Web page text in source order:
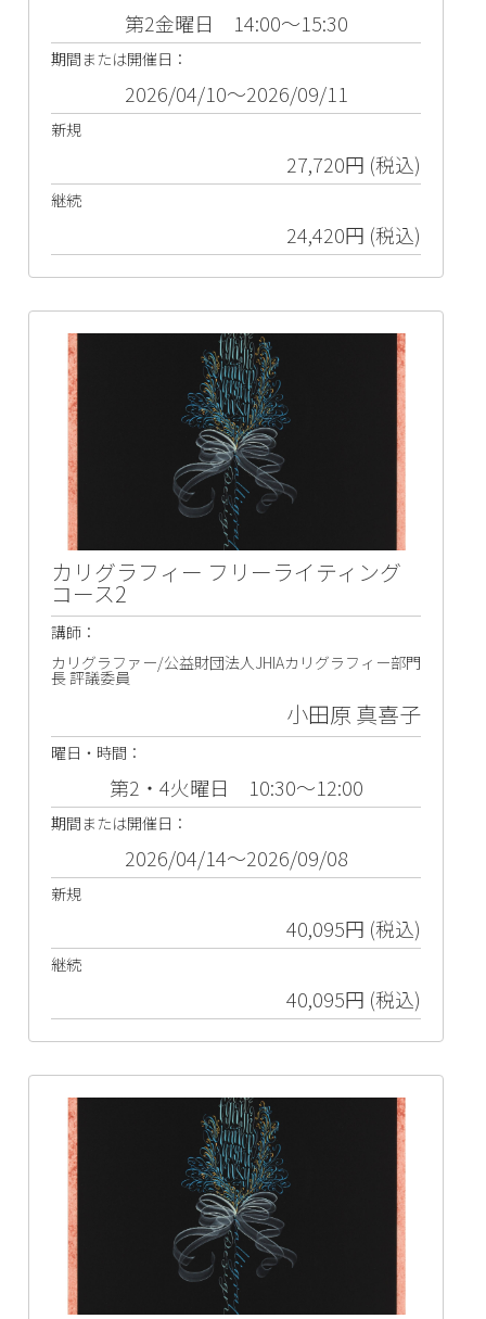
第2金曜日 14:00～15:30
期間または開催日：
2026/04/10～2026/09/11
新規
27,720円 (税込)
継続
24,420円 (税込)
カリグラフィー フリーライティング
コース2
講師：
カリグラファー/公益財団法人JHIAカリグラフィー部門
長 評議委員
小田原 真喜子
曜日・時間：
第2・4火曜日 10:30～12:00
期間または開催日：
2026/04/14～2026/09/08
新規
40,095円 (税込)
継続
40,095円 (税込)